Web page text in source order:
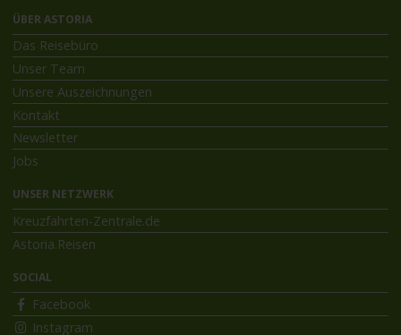
ÜBER ASTORIA
Das Reisebüro
Unser Team
Unsere Auszeichnungen
Kontakt
Newsletter
Jobs
UNSER NETZWERK
Kreuzfahrten-Zentrale.de
Astoria.Reisen
SOCIAL
Facebook
Instagram